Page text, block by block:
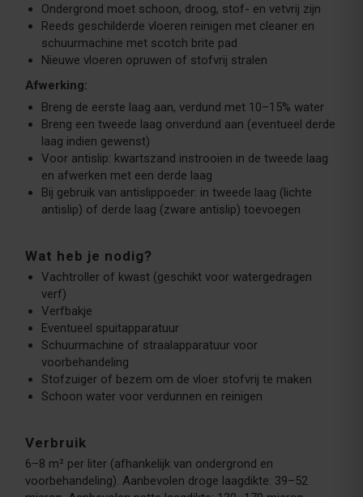
Ondergrond moet schoon, droog, stof- en vetvrij zijn
Reeds geschilderde vloeren reinigen met cleaner en
schuurmachine met scotch brite pad
Nieuwe vloeren opruwen of stofvrij stralen
Afwerking:
Breng de eerste laag aan, verdund met 10–15% water
Breng een tweede laag onverdund aan (eventueel derde
laag indien gewenst)
Voor antislip: kwartszand instrooien in de tweede laag
en afwerken met een derde laag
Bij gebruik van antislippoeder: in tweede laag (lichte
antislip) of derde laag (zware antislip) toevoegen
Wat heb je nodig?
Vachtroller of kwast (geschikt voor watergedragen
verf)
Verfbakje
Eventueel spuitapparatuur
Schuurmachine of straalapparatuur voor
voorbehandeling
Stofzuiger of bezem om de vloer stofvrij te maken
Schoon water voor verdunnen en reinigen
Verbruik
6–8 m² per liter (afhankelijk van ondergrond en
voorbehandeling). Aanbevolen droge laagdikte: 39–52